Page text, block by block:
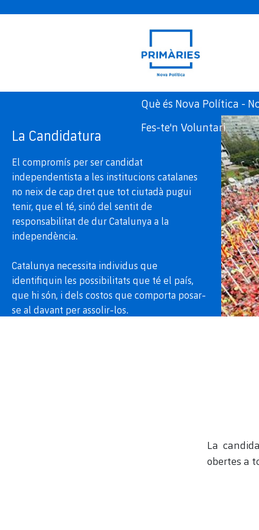
Què és Nova Política -
Fes-te'n Voluntari
La Candidatura
El compromís per ser candidat
independentista a les institucions catalanes
no neix de cap dret que tot ciutadà pugui
tenir, que el té, sinó del sentit de
responsabilitat de dur Catalunya a la
independència.
Catalunya necessita individus que
identifiquin les possibilitats que té el país,
que hi són, i dels costos que comporta posar-
se al davant per assolir-los.
La
obertes a